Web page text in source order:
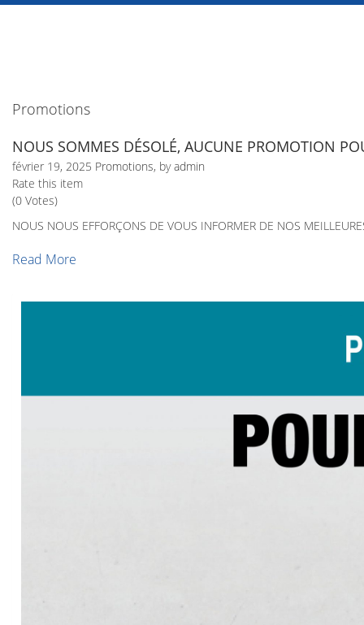
Promotions
NOUS SOMMES DÉSOLÉ, AUCUNE PROMOTION
février 19, 2025 Promotions, byadmin
Rate this item
(0 Votes)
NOUS NOUS EFFORÇONS DE VOUS INFORMER DE NOS
Read More